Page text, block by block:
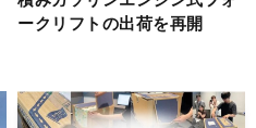
ークリフトの出荷を再開